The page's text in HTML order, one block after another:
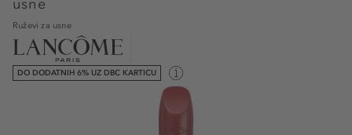
usne
Ruževi za usne
DO DODATNIH 6% UZ DBC KARTICU